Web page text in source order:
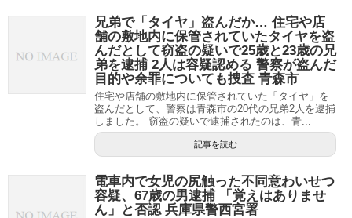
兄弟で「タイヤ」盗んだか… 住宅や店
舗の敷地内に保管されていたタイヤを盗
んだとして窃盗の疑いで25歳と23歳の兄
弟を逮捕 2人は容疑認める 警察が盗んだ
目的や余罪についても捜査 青森市
住宅や店舗の敷地内に保管されていた「タイヤ」を
盗んだとして、警察は青森市の20代の兄弟2人を逮捕
しました。 窃盗の疑いで逮捕されたのは、青...
記事を読む
電車内で女児の尻触った不同意わいせつ
容疑、67歳の男逮捕 「覚えはありませ
ん」と否認 兵庫県警西宮署